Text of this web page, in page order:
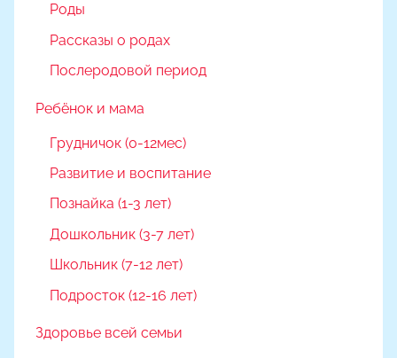
Роды
Рассказы о родах
Послеродовой период
Ребёнок и мама
Грудничок (0-12мес)
Развитие и воспитание
Познайка (1-3 лет)
Дошкольник (3-7 лет)
Школьник (7-12 лет)
Подросток (12-16 лет)
Здоровье всей семьи